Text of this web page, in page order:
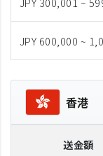
JPY 600,000 ~
香港
送金額